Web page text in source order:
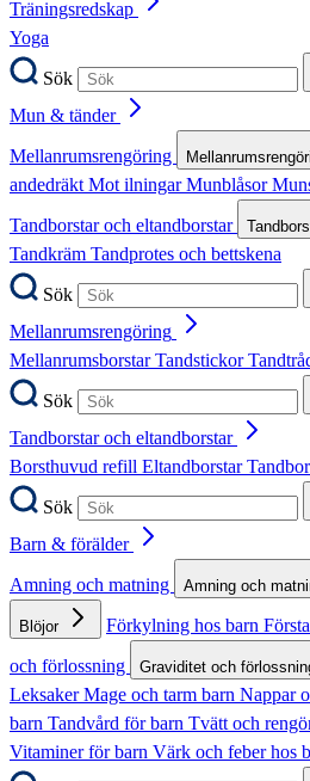
Träningsredskap
Yoga
Sök
Mun & tänder
Mellanrumsrengöring
andedräktMot ilningarMunblåsor
Tandborstar och eltandborstar
Tandkräm Tandprotes och bettskena
Sök
Mellanrumsrengöring
MellanrumsborstarTandstickor
Sök
Tandborstar och eltandborstar
Borsthuvud refill Eltandborstar
Sök
Barn & förälder
Amning och matning
Amning och
Blöjor Förkylning hos barn
och förlossning
Graviditet och
LeksakerMage och tarm barn Nappar
barn Tandvård för barn Tvätt och
Vitaminer för barn Värk och feber hos